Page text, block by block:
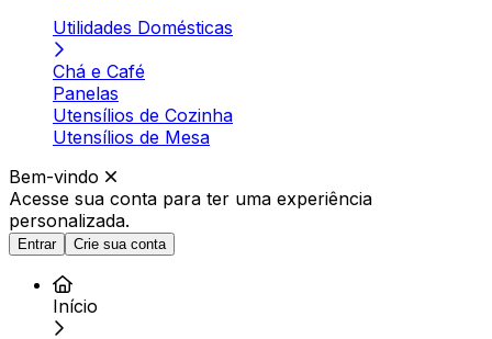
Utilidades Domésticas
Chá e Café
Panelas
Utensílios de Cozinha
Utensílios de Mesa
Bem-vindo
Acesse sua conta para ter uma experiência
personalizada.
Entrar Crie sua conta
Início